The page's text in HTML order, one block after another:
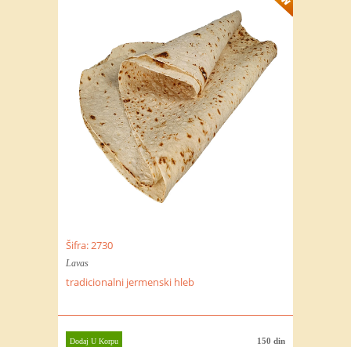
Šifra: 2730
Lavas
tradicionalni jermenski hleb
150 din
Dodaj U Korpu